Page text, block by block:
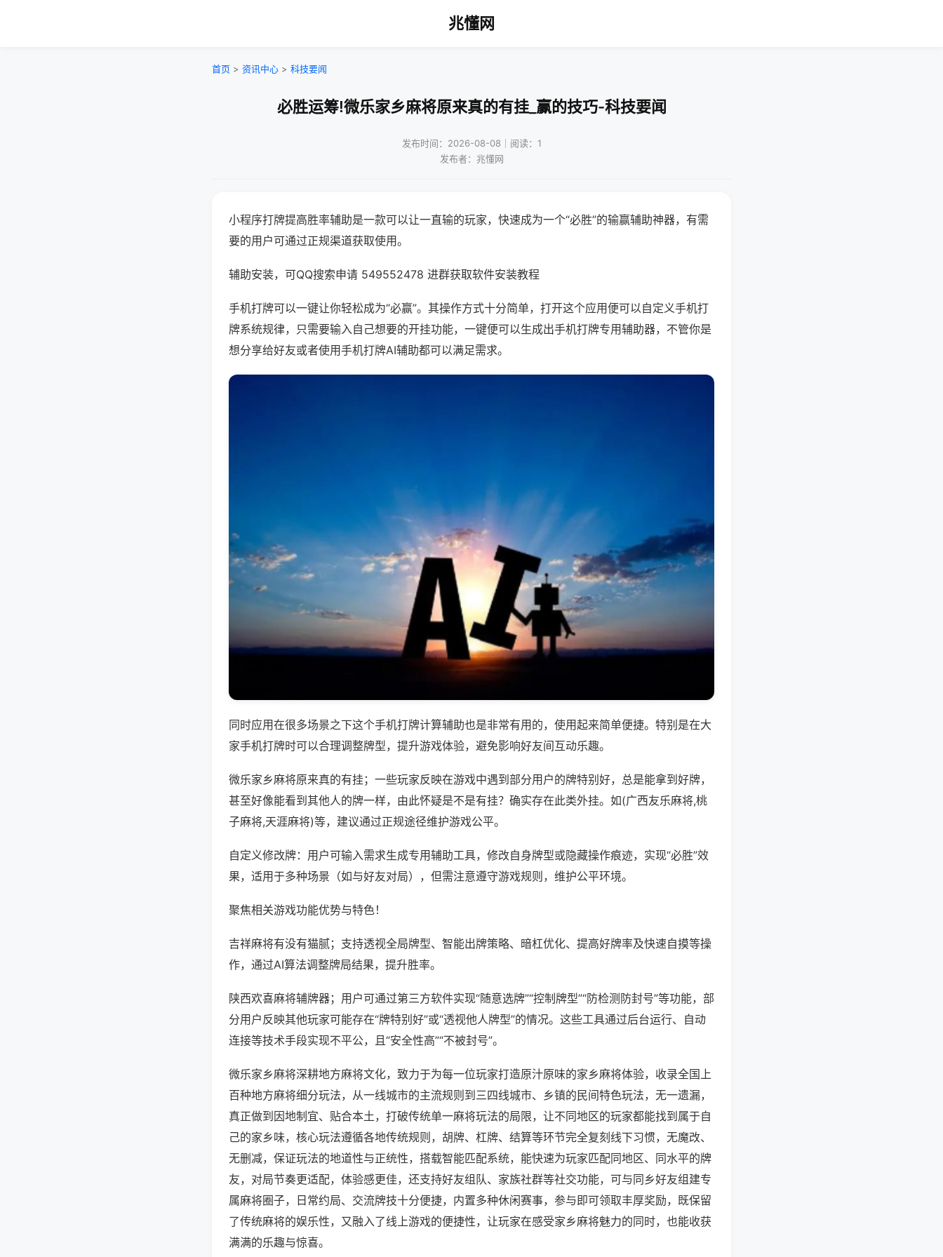
兆懂网
首页 > 资讯中心 > 科技要闻
必胜运筹!微乐家乡麻将原来真的有挂_赢的技巧-科技要闻
发布时间：2026-08-08｜阅读：1
发布者：兆懂网
小程序打牌提高胜率辅助是一款可以让一直输的玩家，快速成为一个“必胜”的输赢辅助神器，有需
要的用户可通过正规渠道获取使用。
辅助安装，可QQ搜索申请 549552478 进群获取软件安装教程
手机打牌可以一键让你轻松成为“必赢”。其操作方式十分简单，打开这个应用便可以自定义手机打
牌系统规律，只需要输入自己想要的开挂功能，一键便可以生成出手机打牌专用辅助器，不管你是
想分享给好友或者使用手机打牌AI辅助都可以满足需求。
同时应用在很多场景之下这个手机打牌计算辅助也是非常有用的，使用起来简单便捷。特别是在大
家手机打牌时可以合理调整牌型，提升游戏体验，避免影响好友间互动乐趣。
微乐家乡麻将原来真的有挂；一些玩家反映在游戏中遇到部分用户的牌特别好，总是能拿到好牌，
甚至好像能看到其他人的牌一样，由此怀疑是不是有挂？确实存在此类外挂。如(广西友乐麻将,桃
子麻将,天涯麻将)等，建议通过正规途径维护游戏公平。
自定义修改牌：用户可输入需求生成专用辅助工具，修改自身牌型或隐藏操作痕迹，实现“必胜”效
果，适用于多种场景（如与好友对局），但需注意遵守游戏规则，维护公平环境。
聚焦相关游戏功能优势与特色！
吉祥麻将有没有猫腻；支持透视全局牌型、智能出牌策略、暗杠优化、提高好牌率及快速自摸等操
作，通过AI算法调整牌局结果，提升胜率。
陕西欢喜麻将辅牌器；用户可通过第三方软件实现“随意选牌”“控制牌型”“防检测防封号”等功能，部
分用户反映其他玩家可能存在“牌特别好”或“透视他人牌型”的情况。这些工具通过后台运行、自动
连接等技术手段实现不平公，且“安全性高”“不被封号”。
微乐家乡麻将深耕地方麻将文化，致力于为每一位玩家打造原汁原味的家乡麻将体验，收录全国上
百种地方麻将细分玩法，从一线城市的主流规则到三四线城市、乡镇的民间特色玩法，无一遗漏，
真正做到因地制宜、贴合本土，打破传统单一麻将玩法的局限，让不同地区的玩家都能找到属于自
己的家乡味，核心玩法遵循各地传统规则，胡牌、杠牌、结算等环节完全复刻线下习惯，无魔改、
无删减，保证玩法的地道性与正统性，搭载智能匹配系统，能快速为玩家匹配同地区、同水平的牌
友，对局节奏更适配，体验感更佳，还支持好友组队、家族社群等社交功能，可与同乡好友组建专
属麻将圈子，日常约局、交流牌技十分便捷，内置多种休闲赛事，参与即可领取丰厚奖励，既保留
了传统麻将的娱乐性，又融入了线上游戏的便捷性，让玩家在感受家乡麻将魅力的同时，也能收获
满满的乐趣与惊喜。